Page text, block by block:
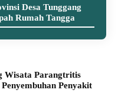
Desa Tunggang
Rumah Tangga
Wisata Parangtritis
Penyakit